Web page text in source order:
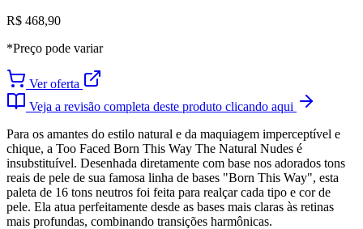
R$ 468,90
*Preço pode variar
Ver oferta
Veja a revisão completa deste produto clicando aqui
Para os amantes do estilo natural e da maquiagem imperceptível e
chique, a Too Faced Born This Way The Natural Nudes é
insubstituível. Desenhada diretamente com base nos adorados tons
reais de pele de sua famosa linha de bases "Born This Way", esta
paleta de 16 tons neutros foi feita para realçar cada tipo e cor de
pele. Ela atua perfeitamente desde as bases mais claras às retinas
mais profundas, combinando transições harmônicas.